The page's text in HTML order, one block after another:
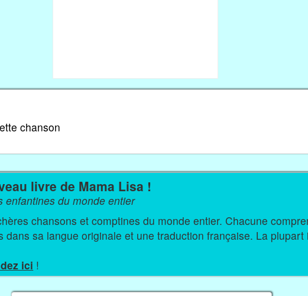
chanson
livre de Mama Lisa !
enfantines du monde entier
chansons et comptines du monde entier. Chacune comprend les paroles
dans sa langue originale et une traduction française. La plupart
ici !